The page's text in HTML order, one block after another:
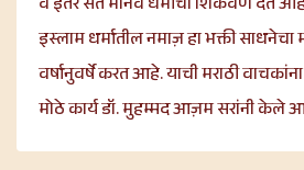
व इतर संत मानव धर्माची शिकवण देत
इस्लाम धर्मातील नमाज़ हा भक्ती साधनेचा
वर्षानुवर्षे करत आहे. याची मराठी
मोठे कार्य डॉ. मुहम्मद आज़म सरांनी केले